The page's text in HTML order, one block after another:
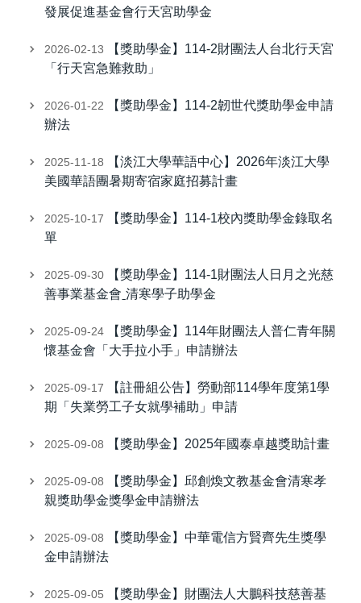
發展促進基金會行天宮助學金
2026-02-13
【獎助學金】114-2財團法人台北行天宮
「行天宮急難救助」
2026-01-22
【獎助學金】114-2韌世代獎助學金申請
辦法
2025-11-18
【淡江大學華語中心】2026年淡江大學
美國華語團暑期寄宿家庭招募計畫
2025-10-17
【獎助學金】114-1校內獎助學金錄取名
單
2025-09-30
【獎助學金】114-1財團法人日月之光慈
善事業基金會ˍ清寒學子助學金
2025-09-24
【獎助學金】114年財團法人普仁青年關
懷基金會「大手拉小手」申請辦法
2025-09-17
【註冊組公告】勞動部114學年度第1學
期「失業勞工子女就學補助」申請
2025-09-08 【獎助學金】2025年國泰卓越獎助計畫
2025-09-08
【獎助學金】邱創煥文教基金會清寒孝
親獎助學金獎學金申請辦法
2025-09-08
【獎助學金】中華電信方賢齊先生獎學
金申請辦法
2025-09-05 【獎助學金】財團法人大鵬科技慈善基